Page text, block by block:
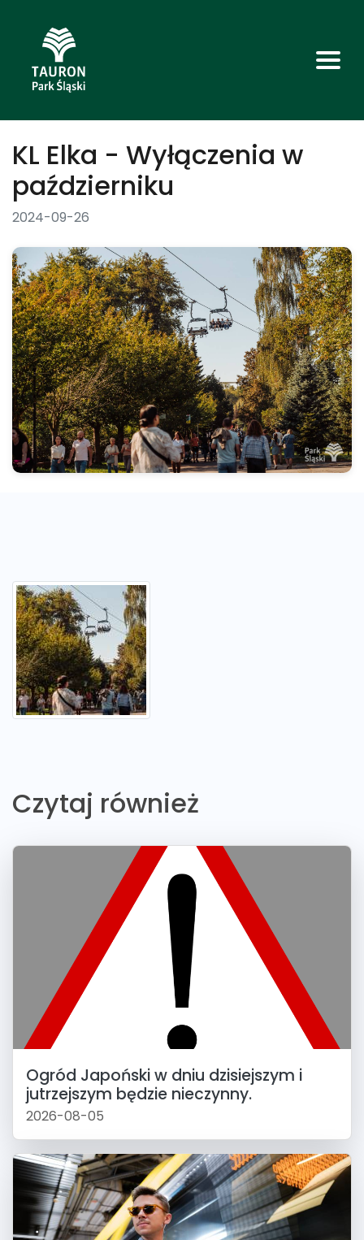
KL Elka - Wyłączenia w
październiku
2024-09-26
Czytaj również
Ogród Japoński w dniu dzisiejszym i
jutrzejszym będzie nieczynny.
2026-08-05